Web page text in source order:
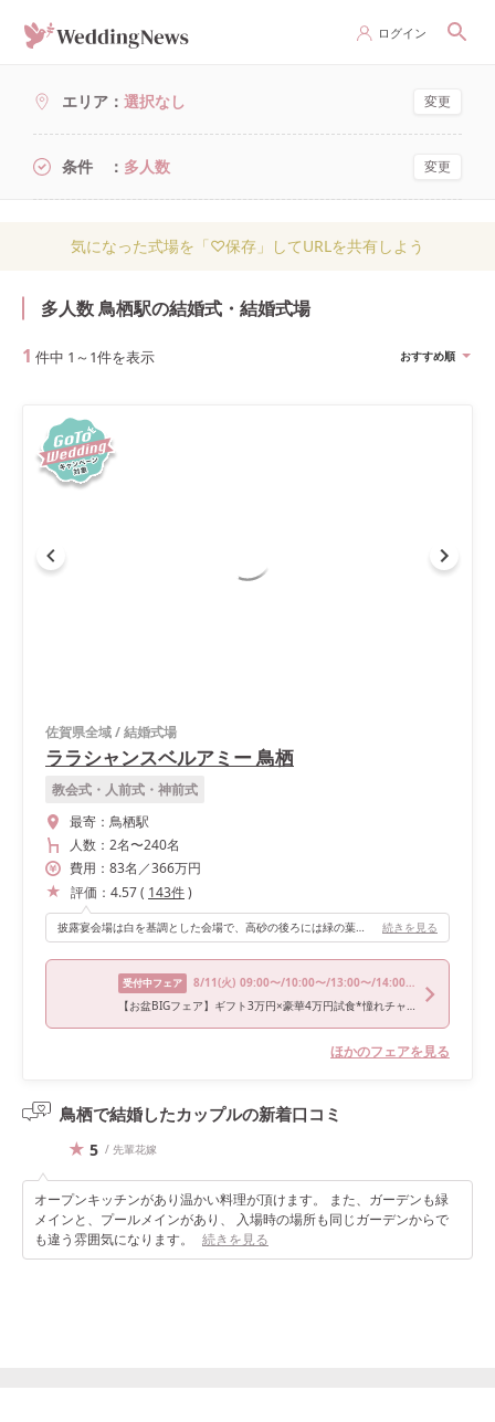
ログイン
エリア 選択なし 変更
条件 多人数 変更
気になった式場を「♡保存」してURLを共有しよう
多人数 鳥栖駅の結婚式・結婚式場
1 件中 1 ～ 1件を表示 おすすめ順
佐賀県全域/結婚式場
ララシャンスベルアミー 鳥栖
教会式・人前式・神前式
最寄： 鳥栖駅
人数： 2名〜240名
費用： 83名 ／366万円
評価： 4.57( 143件)
披露宴会場は白を基調とした会場で、高砂の後ろには緑の葉っぱが壁一面に装飾されている所が素敵で、おすすめのポイントです。 写真が映えるのはもちろんですが、会場装花との相性も良く、とても立派な会場に感じました！ 加えて好きなポイントは高砂の正面が全面ガラス張りで、外にはテラスやソファー席、プールのような水場があり、開放感がとても良いところです！オープンキッチンも会場内にあるので、料理している姿も楽しめたのではないかなと思います。 続きを見る
受付中フェア 8/11(火) 09:00〜/10:00〜/13:00〜/14:00〜/18:00〜
【お盆BIGフェア】ギフト3万円×豪華4万円試食*憧れチャペル体験
ほかのフェアを見る
鳥栖で結婚したカップルの新着口コミ
5 / 先輩花嫁
オープンキッチンがあり温かい料理が頂けます。 また、ガーデンも緑
メインと、プールメインがあり、 入場時の場所も同じガーデンからで
も違う雰囲気になります。
続きを見る